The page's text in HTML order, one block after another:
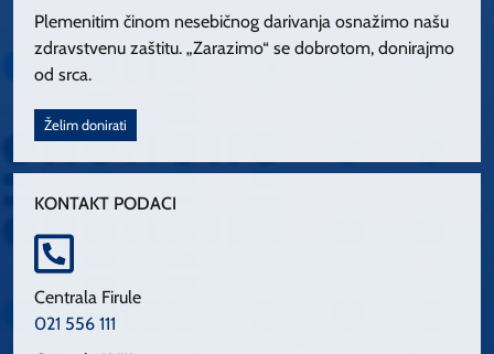
Plemenitim činom nesebičnog darivanja osnažimo našu
zdravstvenu zaštitu. „Zarazimo“ se dobrotom, donirajmo
od srca.
Želim donirati
KONTAKT PODACI
Centrala Firule
021 556 111